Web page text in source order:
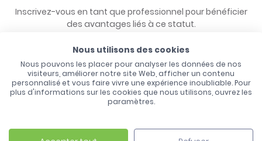
Inscrivez-vous en tant que professionnel pour bénéficier
des avantages liés à ce statut.
Nous utilisons des cookies
Nous pouvons les placer pour analyser les données de nos
visiteurs, améliorer notre site Web, afficher un contenu
personnalisé et vous faire vivre une expérience inoubliable. Pour
plus d'informations sur les cookies que nous utilisons, ouvrez les
paramètres.